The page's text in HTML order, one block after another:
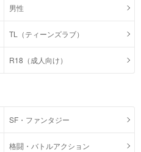
男性
TL（ティーンズラブ）
R18（成人向け）
SF・ファンタジー
格闘・バトルアクション